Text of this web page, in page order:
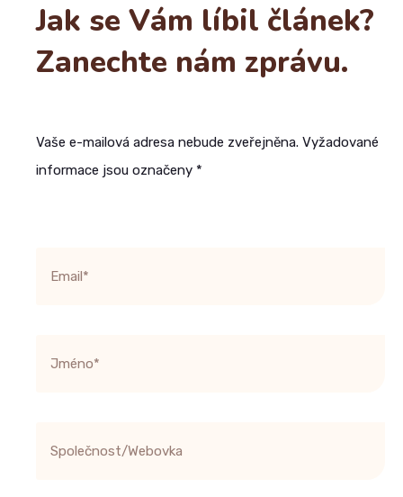
Jak se Vám líbil článek?
Zanechte nám zprávu.
Vaše e-mailová adresa nebude zveřejněna. Vyžadované
informace jsou označeny *